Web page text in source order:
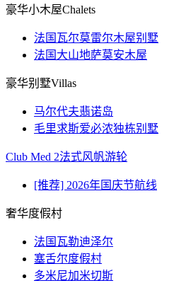
豪华小木屋Chalets
法国瓦尔莫雷尔木屋别墅
法国大山地萨莫安木屋
豪华别墅Villas
马尔代夫翡诺岛
毛里求斯爱必浓独栋别墅
Club Med 2法式风帆游轮
[推荐] 2026年国庆节航线
奢华度假村
法国瓦勒迪泽尔
塞舌尔度假村
多米尼加米切斯